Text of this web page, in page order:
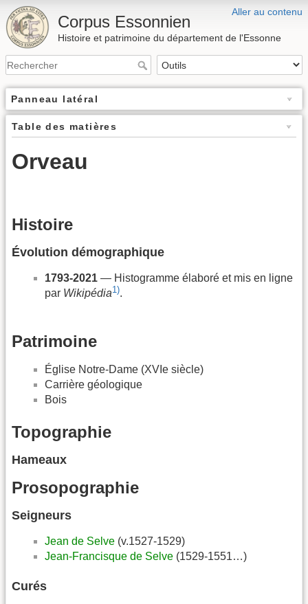
Aller au contenu
Corpus Essonnien
Histoire et patrimoine du département de l'Essonne
Panneau latéral
Table des matières
Orveau
Histoire
Évolution démographique
1793-2021 — Histogramme élaboré et mis en ligne
par Wikipédia1).
Patrimoine
Église Notre-Dame (XVIe siècle)
Carrière géologique
Bois
Topographie
Hameaux
Prosopographie
Seigneurs
Jean de Selve (v.1527-1529)
Jean-Francisque de Selve (1529-1551…)
Curés